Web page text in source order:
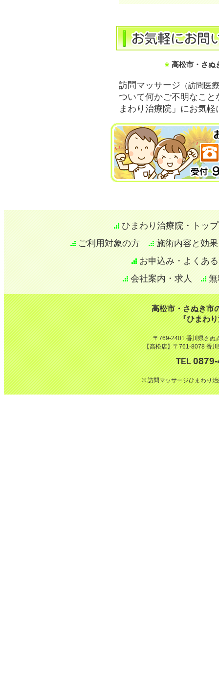
高松市・さぬ
訪問マッサージ （訪問医
ついて何かご不明なこ
まわり治療院」にお気
ひまわり治療院・トップ
ご利用対象の方
施術内容と効果
お申込み・よくあ
会社案内・求人
高松市・さぬき市
『ひまわ
〒769-2401 香川県さぬ
【高松店】〒761-8078 香
TEL
© 訪問マッサージひまわり